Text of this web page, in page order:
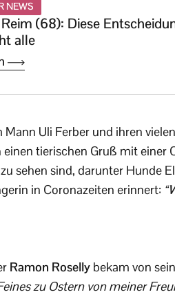
NEWS
(68): Diese
alle
Uli Ferber und ihren
tierischen Gruß mit einer
sehen sind, darunter Hunde
in Coronazeiten erinnert:
Ramon Roselly bekam von
zu Ostern von meiner